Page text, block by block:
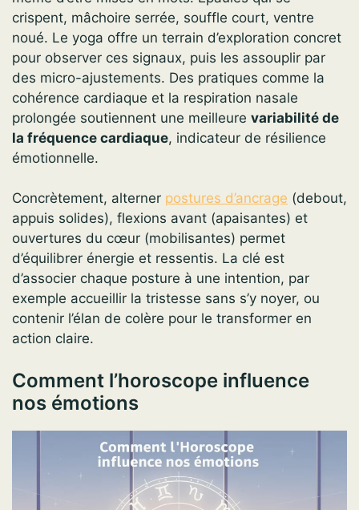
crispent, mâchoire serrée, souffle court, ventre
noué. Le yoga offre un terrain d’exploration concret
pour observer ces signaux, puis les assouplir par
des micro-ajustements. Des pratiques comme la
cohérence cardiaque et la respiration nasale
prolongée soutiennent une meilleure variabilité de
la fréquence cardiaque, indicateur de résilience
émotionnelle.
Concrètement, alterner postures d’ancrage (debout,
appuis solides), flexions avant (apaisantes) et
ouvertures du cœur (mobilisantes) permet
d’équilibrer énergie et ressentis. La clé est
d’associer chaque posture à une intention, par
exemple accueillir la tristesse sans s’y noyer, ou
contenir l’élan de colère pour le transformer en
action claire.
Comment l’horoscope influence
nos émotions